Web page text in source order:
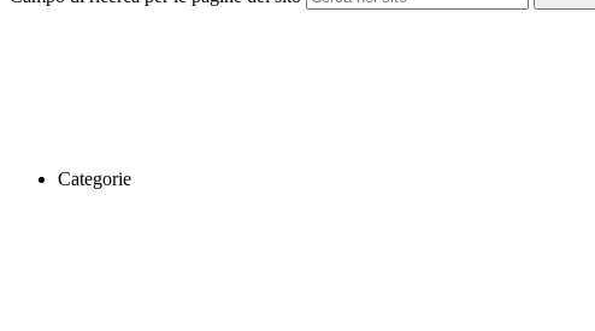
Categorie